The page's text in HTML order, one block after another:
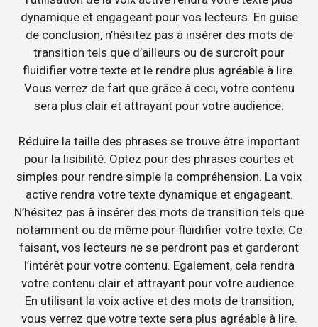
dynamique et engageant pour vos lecteurs. En guise
de conclusion, n’hésitez pas à insérer des mots de
transition tels que d’ailleurs ou de surcroît pour
fluidifier votre texte et le rendre plus agréable à lire.
Vous verrez de fait que grâce à ceci, votre contenu
sera plus clair et attrayant pour votre audience.
Réduire la taille des phrases se trouve être important
pour la lisibilité. Optez pour des phrases courtes et
simples pour rendre simple la compréhension. La voix
active rendra votre texte dynamique et engageant.
N’hésitez pas à insérer des mots de transition tels que
notamment ou de même pour fluidifier votre texte. Ce
faisant, vos lecteurs ne se perdront pas et garderont
l’intérêt pour votre contenu. Egalement, cela rendra
votre contenu clair et attrayant pour votre audience.
En utilisant la voix active et des mots de transition,
vous verrez que votre texte sera plus agréable à lire.